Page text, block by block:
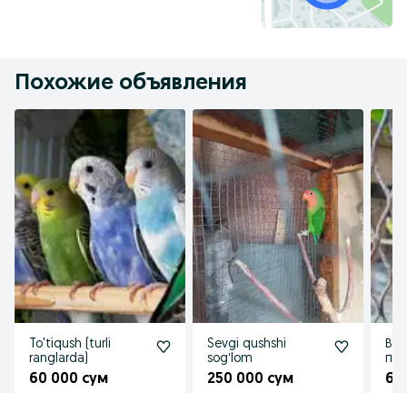
Похожие объявления
To'tiqush (turli
ranglarda)
60 000 сум
Sevgi qushshi
sogʻlom
250 000 сум 60